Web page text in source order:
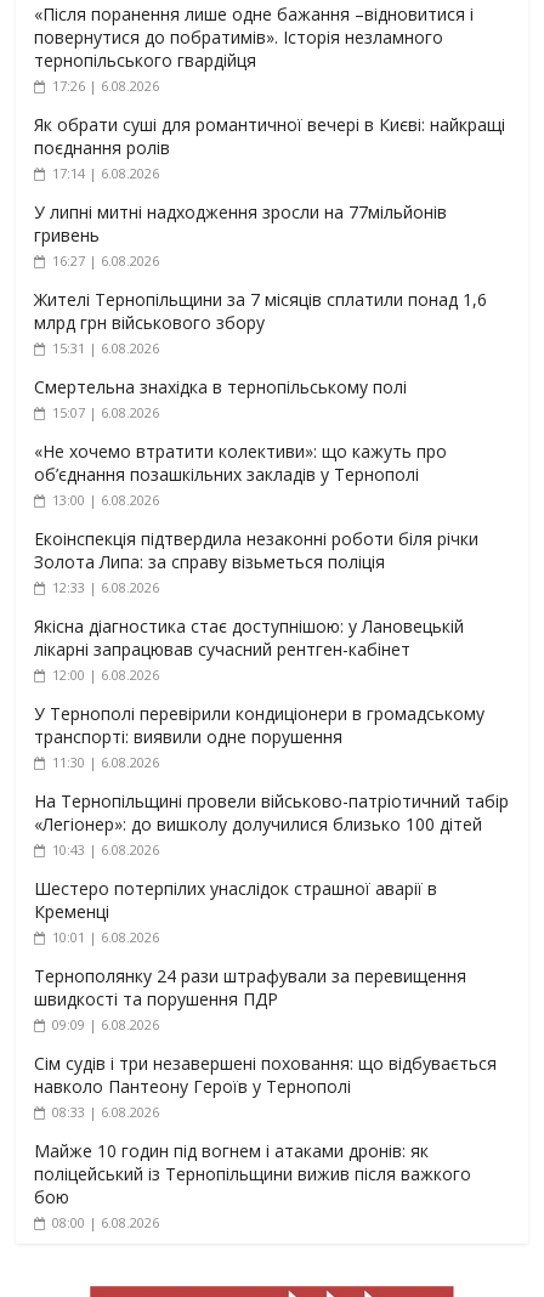
«Після поранення лише одне бажання –відновитися і
повернутися до побратимів». Історія незламного
тернопільського гвардійця
17:26 | 6.08.2026
Як обрати суші для романтичної вечері в Києві: найкращі
поєднання ролів
17:14 | 6.08.2026
У липні митні надходження зросли на 77мільйонів
гривень
16:27 | 6.08.2026
Жителі Тернопільщини за 7 місяців сплатили понад 1,6
млрд грн військового збору
15:31 | 6.08.2026
Смертельна знахідка в тернопільському полі
15:07 | 6.08.2026
«Не хочемо втратити колективи»: що кажуть про
об’єднання позашкільних закладів у Тернополі
13:00 | 6.08.2026
Екоінспекція підтвердила незаконні роботи біля річки
Золота Липа: за справу візьметься поліція
12:33 | 6.08.2026
Якісна діагностика стає доступнішою: у Лановецькій
лікарні запрацював сучасний рентген-кабінет
12:00 | 6.08.2026
У Тернополі перевірили кондиціонери в громадському
транспорті: виявили одне порушення
11:30 | 6.08.2026
На Тернопільщині провели військово-патріотичний табір
«Легіонер»: до вишколу долучилися близько 100 дітей
10:43 | 6.08.2026
Шестеро потерпілих унаслідок страшної аварії в
Кременці
10:01 | 6.08.2026
Тернополянку 24 рази штрафували за перевищення
швидкості та порушення ПДР
09:09 | 6.08.2026
Сім судів і три незавершені поховання: що відбувається
навколо Пантеону Героїв у Тернополі
08:33 | 6.08.2026
Майже 10 годин під вогнем і атаками дронів: як
поліцейський із Тернопільщини вижив після важкого
бою
08:00 | 6.08.2026